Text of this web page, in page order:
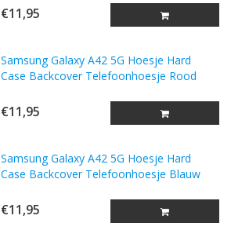
€11,95
Samsung Galaxy A42 5G Hoesje Hard
Case Backcover Telefoonhoesje Rood
€11,95
Samsung Galaxy A42 5G Hoesje Hard
Case Backcover Telefoonhoesje Blauw
€11,95